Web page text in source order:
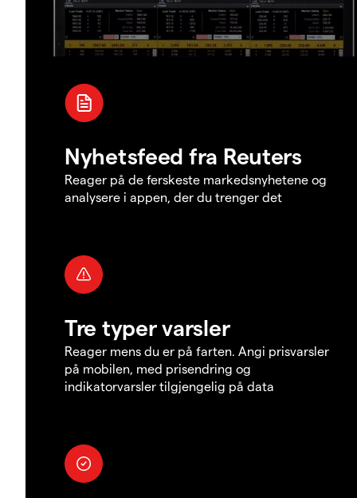
Nyhetsfeed fra Reuters
Reager på de ferskeste markedsnyhetene og
analysere i appen, der du trenger det
Tre typer varsler
Reager mens du er på farten. Angi prisvarsler
på mobilen, med prisendring og
indikatorvarsler tilgjengelig på data